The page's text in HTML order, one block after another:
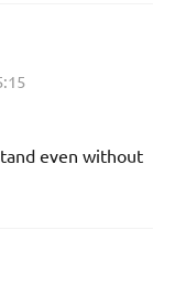
even without